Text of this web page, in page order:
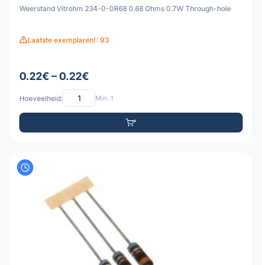
Weerstand Vitrohm 234-0-0R68 0.68 Ohms 0.7W Through-hole
Laatste exemplaren!: 93
0.22€ – 0.22€
Hoeveelheid: Min: 1